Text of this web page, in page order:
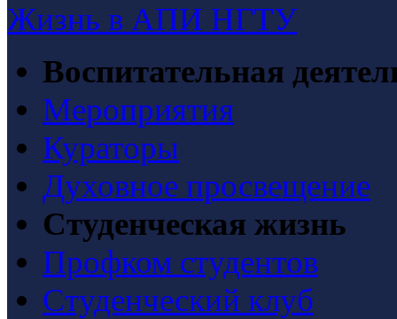
Жизнь в АПИ НГТУ
Воспитательная
Мероприятия
Кураторы
Духовное просвещение
Студенческая жизнь
Профком студентов
Студенческий клуб